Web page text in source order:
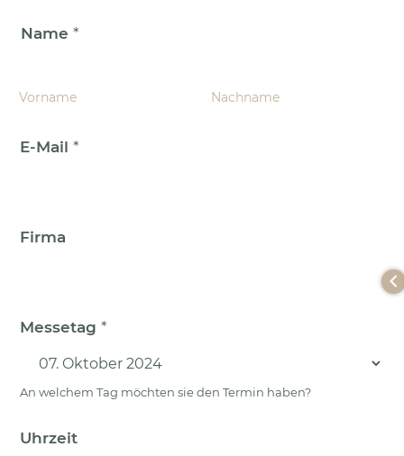
Name *
Vorname Nachname
E-Mail *
Firma
Messetag *
An welchem Tag möchten sie den Termin haben?
Uhrzeit